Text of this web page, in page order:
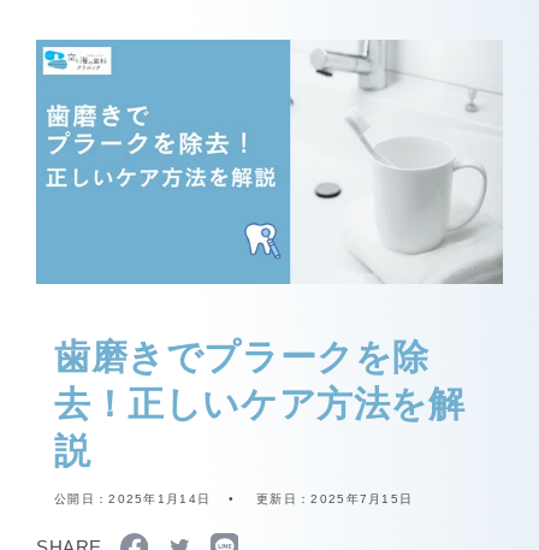
歯磨きでプラークを除
去！正しいケア方法を解
説
公開日：2025年1月14日 更新日：2025年7月15日